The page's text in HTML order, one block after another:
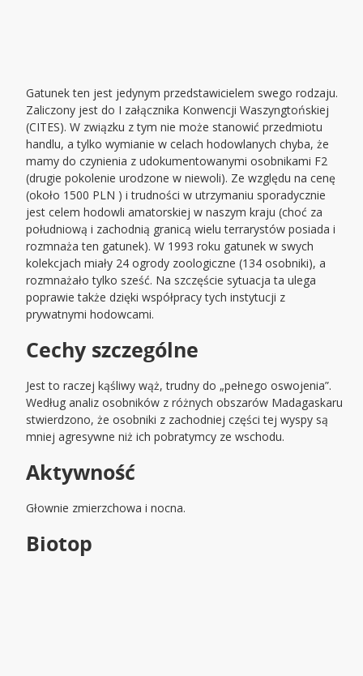
Gatunek ten jest jedynym przedstawicielem swego rodzaju.
Zaliczony jest do I załącznika Konwencji Waszyngtońskiej
(CITES). W związku z tym nie może stanowić przedmiotu
handlu, a tylko wymianie w celach hodowlanych chyba, że
mamy do czynienia z udokumentowanymi osobnikami F2
(drugie pokolenie urodzone w niewoli). Ze względu na cenę
(około 1500 PLN ) i trudności w utrzymaniu sporadycznie
jest celem hodowli amatorskiej w naszym kraju (choć za
południową i zachodnią granicą wielu terrarystów posiada i
rozmnaża ten gatunek). W 1993 roku gatunek w swych
kolekcjach miały 24 ogrody zoologiczne (134 osobniki), a
rozmnażało tylko sześć. Na szczęście sytuacja ta ulega
poprawie także dzięki współpracy tych instytucji z
prywatnymi hodowcami.
Cechy szczególne
Jest to raczej kąśliwy wąż, trudny do „pełnego oswojenia”.
Według analiz osobników z różnych obszarów Madagaskaru
stwierdzono, że osobniki z zachodniej części tej wyspy są
mniej agresywne niż ich pobratymcy ze wschodu.
Aktywność
Głownie zmierzchowa i nocna.
Biotop